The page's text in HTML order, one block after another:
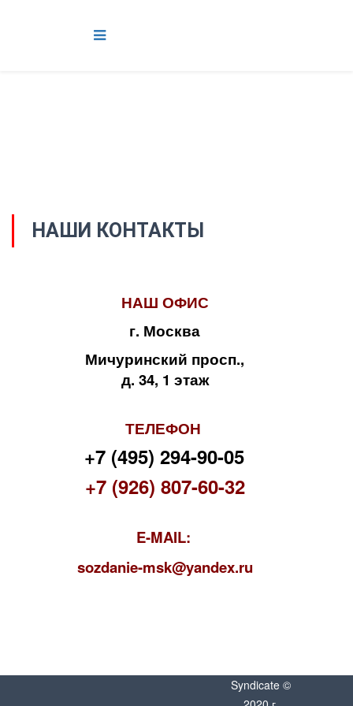
НАШИ КОНТАКТЫ
НАШ ОФИС
г. Москва
Мичуринский просп.,
д. 34, 1 этаж
ТЕЛЕФОН
+7 (495) 294-90-05
+7 (926) 807-60-32
E-MAIL:
sozdanie-msk@yandex.ru
Syndicate ©